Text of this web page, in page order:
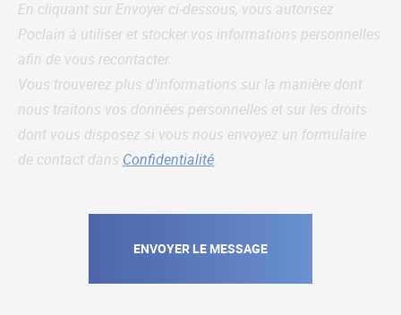
En cliquant sur Envoyer ci-dessous, vous autorisez
Poclain à utiliser et stocker vos informations personnelles
afin de vous recontacter.
Vous trouverez plus d'informations sur la manière dont
nous traitons vos données personnelles et sur les droits
dont vous disposez si vous nous envoyez un formulaire
de contact dans Confidentialité.